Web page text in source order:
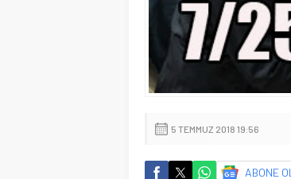
5 TEMMUZ 2018 19:56
ABONE OL